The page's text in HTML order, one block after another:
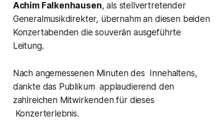
Achim Falkenhausen, als stellvertretender
Generalmusikdirekter, übernahm an diesen beiden
Konzertabenden die souverän ausgeführte
Leitung.
Nach angemessenen Minuten des Innehaltens,
dankte das Publikum applaudierend den
zahlreichen Mitwirkenden für dieses
Konzerterlebnis.